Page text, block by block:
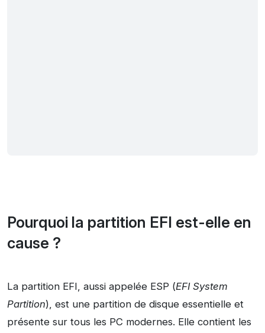
Pourquoi la partition EFI est-elle en
cause ?
La partition EFI, aussi appelée ESP (EFI System
Partition), est une partition de disque essentielle et
présente sur tous les PC modernes. Elle contient les